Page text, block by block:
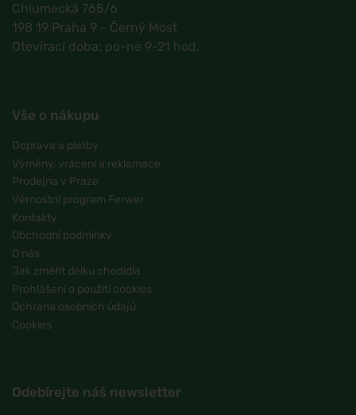
Chlumecká 765/6
198 19 Praha 9 - Černý Most
Otevírací doba: po-ne 9-21 hod.
Vše o nákupu
Doprava a platby
Výměny, vrácení a reklamace
Prodejna v Praze
Věrnostní program Ferwer
Kontakty
Obchodní podmínky
O nás
Jak změřit délku chodidla
Prohlášení o použití cookies
Ochrana osobních údajů
Cookies
Odebírejte náš newsletter